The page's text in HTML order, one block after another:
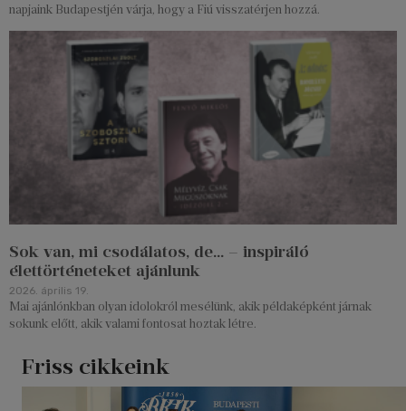
napjaink Budapestjén várja, hogy a Fiú visszatérjen hozzá.
Sok van, mi csodálatos, de… – inspiráló
élettörténeteket ajánlunk
2026. április 19.
Mai ajánlónkban olyan idolokról mesélünk, akik példaképként járnak
sokunk előtt, akik valami fontosat hoztak létre.
Friss cikkeink